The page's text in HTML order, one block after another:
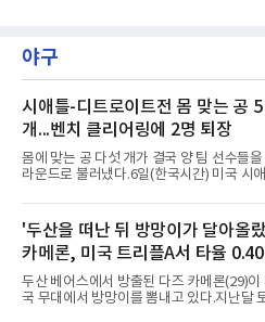
1라운드 경기가 펼쳐지고 있다.고지원(삼천
이 1번 홀에서 경기하고 있다.
야구
시애틀-디트로이트전 몸 맞는 공 5
개...벤치 클리어링에 2명 퇴장
몸에 맞는 공 다섯 개가 결국 양 팀 선수들을
라운드로 불러냈다.6일(한국시간) 미국 시
로이트 타이거스의 경기에서 벤치 클리어
벌어졌다. 난투극으로 번지지는 않았으나
게이브 스파이어와 댄 윌슨 시애틀 감독이
당했다.발단은 선발이었다. 시애틀 브라이언
가 디트로이트 타자를 세 차례 맞혔다. 다만
치 보호대에 맞거나 변화구에 발이 스치는
이어서 치명적이지는 않았다.분위기는 그다
'두산을 떠난 뒤 방망이가 달아올
카메론, 미국 트리플A서 타율
두산 베어스에서 방출된 다즈 카메론(29)이
국 무대에서 방망이를 뽐내고 있다.지난달